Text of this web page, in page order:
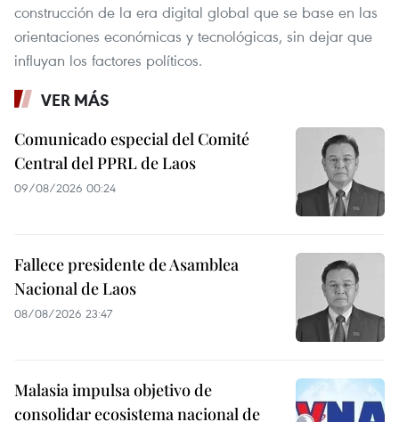
construcción de la era digital global que se base en las
orientaciones económicas y tecnológicas, sin dejar que
influyan los factores políticos.
VER MÁS
Comunicado especial del Comité
Central del PPRL de Laos
09/08/2026 00:24
Fallece presidente de Asamblea
Nacional de Laos
08/08/2026 23:47
Malasia impulsa objetivo de
consolidar ecosistema nacional de